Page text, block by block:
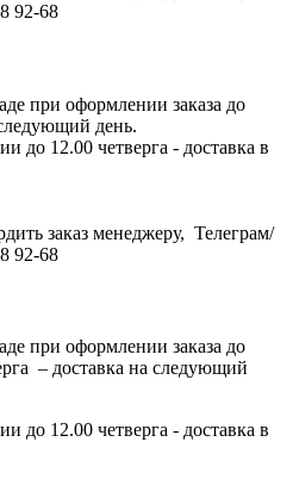
92-68
при оформлении заказа до
день.
до 12.00 четверга - доставка в
заказ менеджеру, Телеграм/
92-68
при оформлении заказа до
– доставка на следующий
до 12.00 четверга - доставка в